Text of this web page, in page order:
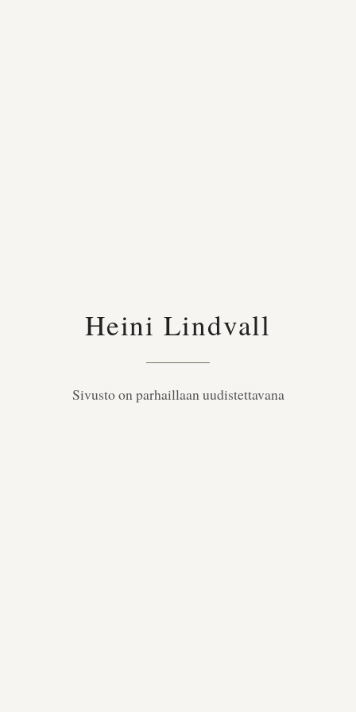
Heini Lindvall
Sivusto on parhaillaan uudistettavana